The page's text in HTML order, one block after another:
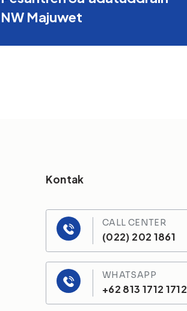
NW Majuwet
Kontak
CALL CENTER
(022) 202 1861
WHATSAPP
+62 813 1712 1712